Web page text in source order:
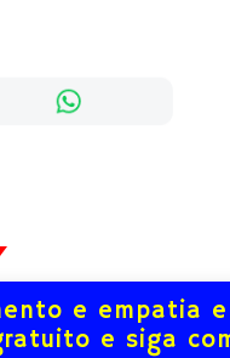
e empatia
e siga